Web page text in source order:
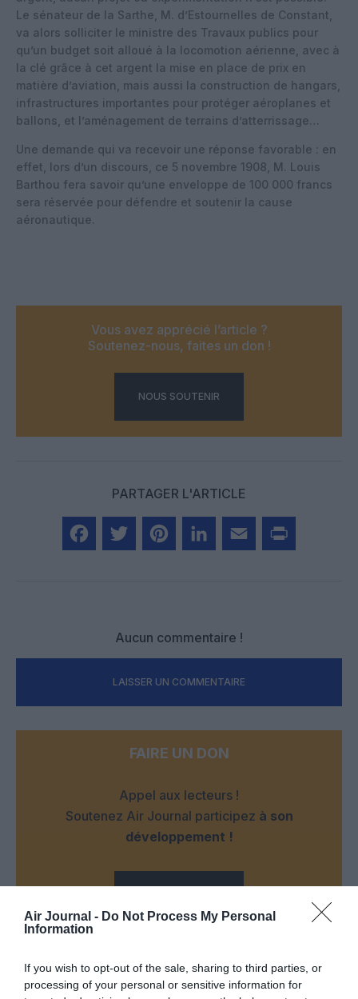
Air Journal - Do Not Process My Personal
Information
If you wish to opt-out of the sale, sharing to third parties, or
processing of your personal or sensitive information for
Le sénateur de la Sarthe, M. d’Estournelles de Constant,
va alors solliciter le ministre des Travaux publics pour
qu’un budget soit alloué à la locomotion aérienne, avec à
la clé grâce à cet argent la mise en place de prix en
matière d’aviation, mais aussi la construction de hangars,
infrastructures importantes pour protéger aéroplanes et
ballons, et l’aménagement de terrains d’atterrissage…
Une demande qui va recevoir une réponse favorable : en
effet, lors d’un discours, ce 5 novembre 1908, M. Louis
Barthou fera savoir qu’une enveloppe de 100 000 francs
sera réservée pour défendre et soutenir la cause
aéronautique.
Vous avez apprécié l’article ?
Soutenez-nous, faites un don !
NOUS SOUTENIR
PARTAGER L'ARTICLE
Aucun commentaire !
LAISSER UN COMMENTAIRE
FAIRE UN DON
Appel aux lecteurs !
Soutenez Air Journal participez à son
développement !